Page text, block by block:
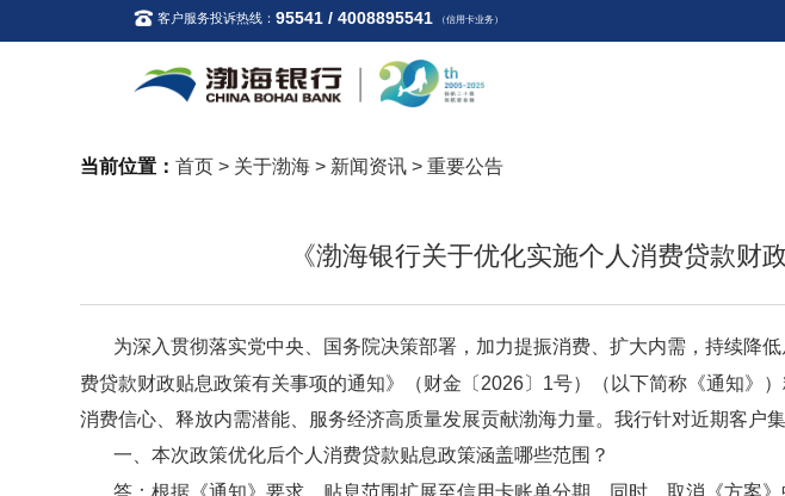
客户服务投诉热线：95541 / 4008895541 （信用卡业务）
当前位置：首页 > 关于渤海 > 新闻资讯 >重要公告
《渤海银行关于优化实施个人消费贷款
为深入贯彻落实党中央、国务院决策部署，加力提振消费、扩大内需，持续降
费贷款财政贴息政策有关事项的通知》（财金〔 2026〕1号）（以下简称《通知》
消费信心、释放内需潜能、服务经济高质量发展贡献渤海力量。我行针对近期客户
一、本次政策优化后个人消费贷款贴息政策涵盖哪些范围？
答：根据《通知》要求，贴息范围扩展至信用卡账单分期。同时，取消《方案